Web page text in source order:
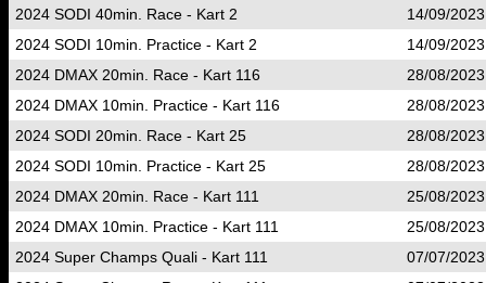
2024 SODI 40min. Race - Kart 2
14/09/
2024 SODI 10min. Practice - Kart 2
14/09/
2024 DMAX 20min. Race - Kart 116
28/08/
2024 DMAX 10min. Practice - Kart 116
28/08/
2024 SODI 20min. Race - Kart 25
28/08/
2024 SODI 10min. Practice - Kart 25
28/08/
2024 DMAX 20min. Race - Kart 111
25/08/
2024 DMAX 10min. Practice - Kart 111
25/08/
2024 Super Champs Quali - Kart 111
07/07/